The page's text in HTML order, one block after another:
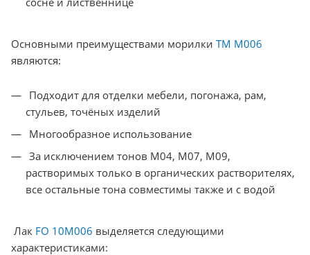
Основными преимуществами морилки TM M006
являются:
Подходит для отделки мебели, погонажа, рам,
стульев, точёных изделий
Многообразное использование
За исключением тонов М04, М07, М09,
растворимых только в органических растворителях,
все остальные тона совместимы также и с водой
Лак FO 10M006 выделяется следующими
характеристиками: